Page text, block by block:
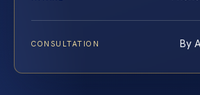
CONSULTATION By